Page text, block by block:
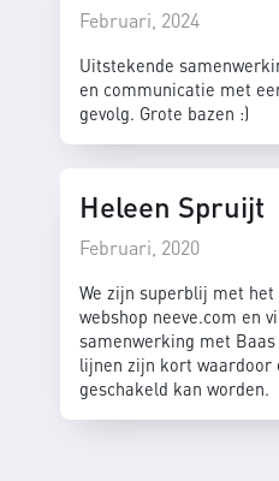
Februari, 2024
Uitstekende
en communicatie met
gevolg. Grote bazen :)
Heleen Spruijt
Februari, 2020
We zijn superblij met
webshop neeve.com en
samenwerking met
lijnen zijn kort waardoor
geschakeld kan worden.